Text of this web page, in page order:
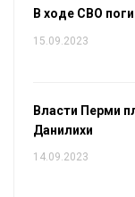
В ходе СВО
15.09.2023
Власти Перми
Данилихи
14.09.2023